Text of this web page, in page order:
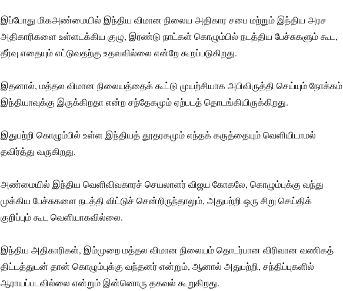
இப்போது மிகஅண்மையில் இந்திய விமான நிலைய அதிகார சபை மற்றும் இந்திய அரச
அதிகாரிகளை உள்ளடக்கிய குழு, இரண்டு நாட்கள் கொழும்பில் நடத்திய பேச்சுகளும் கூட,
தீர்வு எதையும் எட்டுவதற்கு உதவவில்லை என்றே கூறப்படுகிறது.
இதனால், மத்தல விமான நிலையத்தைக் கூட்டு முயற்சியாக அபிவிருத்தி செய்யும் நோக்கம்
இந்தியாவுக்கு இருக்கிறதா என்ற சந்தேகமும் ஏற்படத் தொடங்கியிருக்கிறது.
இதுபற்றி கொழும்பில் உள்ள இந்தியத் தூதரகமும் எந்தக் கருத்தையும் வெளியிடாமல்
தவிர்த்து வருகிறது.
அண்மையில் இந்திய வெளிவிவகாரச் செயலாளர் விஜய கோகலே, கொழும்புக்கு வந்து
முக்கிய பேச்சுகளை நடத்தி விட்டுச் சென்றிருந்தாலும், அதுபற்றி ஒரு சிறு செய்திக்
குறிப்பும் கூட வெளியாகவில்லை.
இந்திய அதிகாரிகள், இம்முறை மத்தல விமான நிலையம் தொடர்பான விரிவான வணிகத்
திட்டத்துடன் தான் கொழும்புக்கு வந்தனர் என்றும், ஆனால் அதுபற்றி, சந்திப்புகளில்
ஆராயப்படவில்லை என்றும் இன்னொரு தகவல் கூறுகிறது.